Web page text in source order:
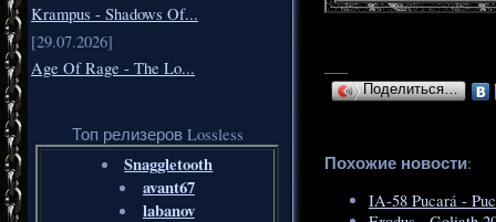
Krampus - Shadows Of...
[29.07.2026]
Age Of Rage - The Lo...
Топ релизеров Lossless
Snaggletooth
avant67
labanov
Поделиться…
Похожие новости:
IA-58 Pucará -